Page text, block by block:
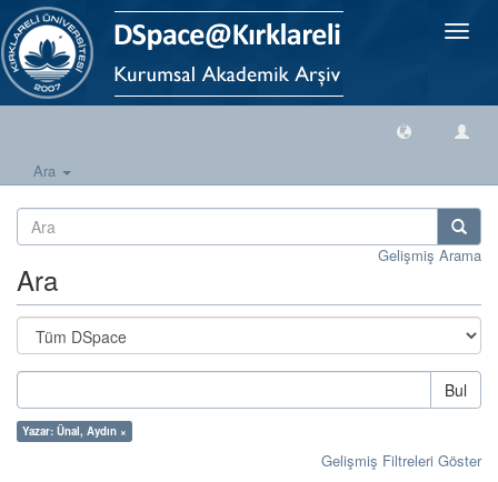
Geçiş
Ara
Gelişmiş Arama
Ara
Bul
Yazar: Ünal, Aydın ×
Gelişmiş Filtreleri Göster